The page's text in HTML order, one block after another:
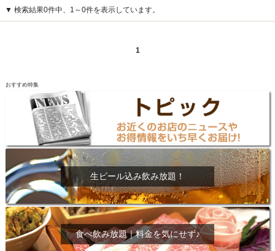
キッズルーム
安い デート
▼ 検索結果0件中、1～0件を表示しています。
1
おすすめ特集
生ビール込み飲み放題！
食べ飲み放題｜料金を気にせず♪